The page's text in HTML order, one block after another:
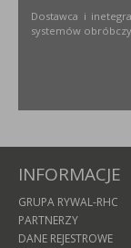
Dostawca i
systemów
INFORMACJE
GRUPA RYWAL-RHC
PARTNERZY
DANE REJESTROWE